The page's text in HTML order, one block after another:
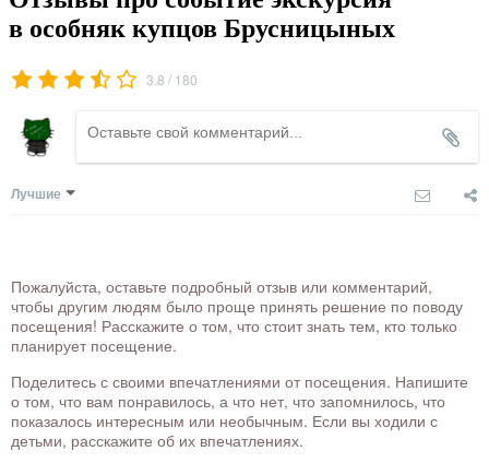
в особняк купцов Брусницыных
3.8 / 180
Лучшие
Пожалуйста, оставьте подробный отзыв или комментарий,
чтобы другим людям было проще принять решение по поводу
посещения! Расскажите о том, что стоит знать тем, кто только
планирует посещение.
Поделитесь с своими впечатлениями от посещения. Напишите
о том, что вам понравилось, а что нет, что запомнилось, что
показалось интересным или необычным. Если вы ходили с
детьми, расскажите об их впечатлениях.